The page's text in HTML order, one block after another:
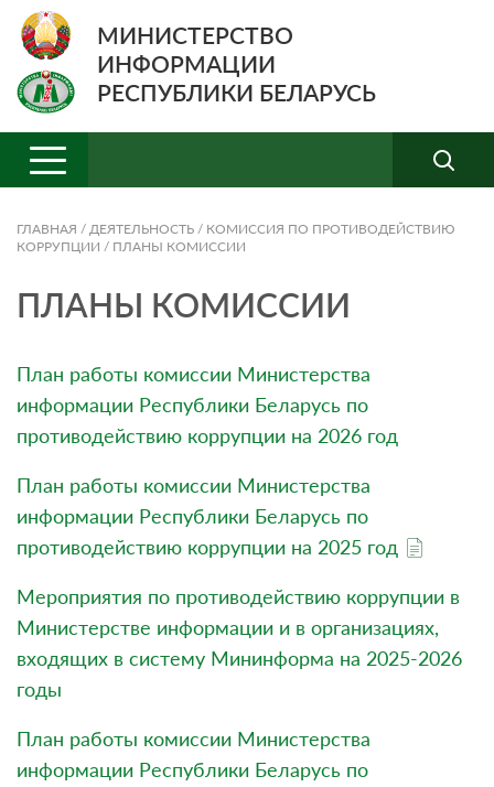
МИНИСТЕРСТВО
ИНФОРМАЦИИ
РЕСПУБЛИКИ БЕЛАРУСЬ
ГЛАВНАЯ / ДЕЯТЕЛЬНОСТЬ / КОМИССИЯ ПО ПРОТИВОДЕЙСТВИЮ
КОРРУПЦИИ / ПЛАНЫ КОМИССИИ
ПЛАНЫ КОМИССИИ
План работы комиссии Министерства
информации Республики Беларусь по
противодействию коррупции на 2026 год
План работы комиссии Министерства
информации Республики Беларусь по
противодействию коррупции на 2025 год
Мероприятия по противодействию коррупции в
Министерстве информации и в организациях,
входящих в систему Мининформа на 2025-2026
годы
План работы комиссии Министерства
информации Республики Беларусь по